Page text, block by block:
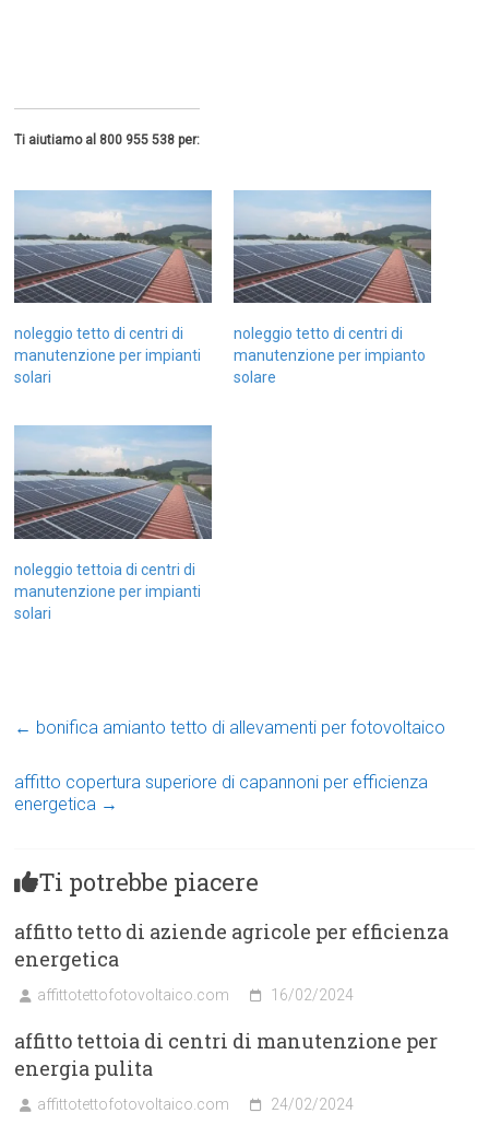
Ti aiutiamo al 800 955 538 per:
noleggio tetto di centri di
manutenzione per impianti
solari
noleggio tetto di centri di
manutenzione per impianto
solare
noleggio tettoia di centri di
manutenzione per impianti
solari
← bonifica amianto tetto di allevamenti per fotovoltaico
affitto copertura superiore di capannoni per efficienza
energetica →
Ti potrebbe piacere
affitto tetto di aziende agricole per efficienza
energetica
affittotettofotovoltaico.com 16/02/2024
affitto tettoia di centri di manutenzione per
energia pulita
affittotettofotovoltaico.com 24/02/2024